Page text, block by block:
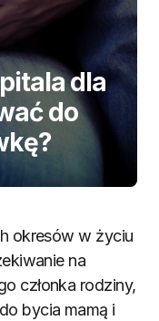
dla
do
okresów w życiu
na
członka rodziny,
bycia mamą i